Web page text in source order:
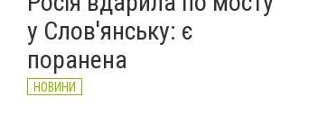
у Слов'янську: є
поранена
НОВИНИ